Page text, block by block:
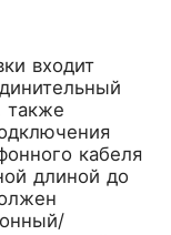
входит
также
кабеля
длиной до